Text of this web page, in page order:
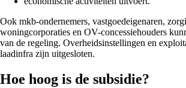
Ook mkb-ondernemers, vastgoedeigenaren,
woningcorporaties en OV-concessiehouders
van de regeling. Overheidsinstellingen en
laadinfra zijn uitgesloten.
Hoe hoog is de subsidie?